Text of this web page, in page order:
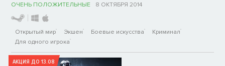
ОЧЕНЬ ПОЛОЖИТЕЛЬНЫЕ 8 ОКТЯБРЯ 2014
Открытый мир Экшен Боевые искусства
Криминал
Для одного игрока
АКЦИЯ ДО 13.08